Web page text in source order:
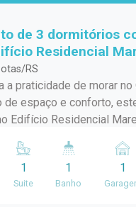
de 3 dormitórios
Residencial
- Pelotas
RS
a praticidade de morar no
de espaço e conforto,
Edifício Residencial
e funcionais, o
mais prática para toda
das localizações mais
1
Suite
1
Banho
1